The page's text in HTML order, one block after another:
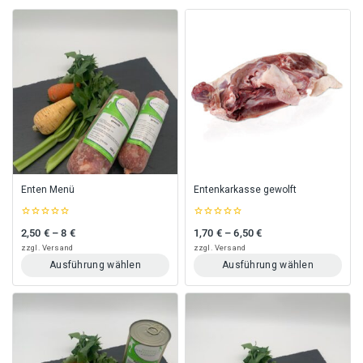
Enten Menü
out
of
2,50 € –8 €Preisspanne: 2,50 € bis 8 €
zzgl. Versand
Ausführung wählen
Dieses
Entenkarkasse gewolft
out
of
1,70 € –6,50€Preisspanne: 1,70 € bis 6,50 €
zzgl. Versand
Ausführung wählen
Dieses